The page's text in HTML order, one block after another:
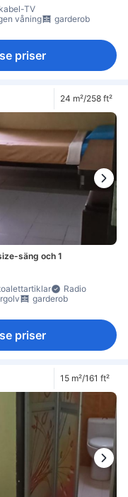
TV
våning
garderob
priser
24 m²/258 ft²
säng och 1
Radio
garderob
priser
15 m²/161 ft²